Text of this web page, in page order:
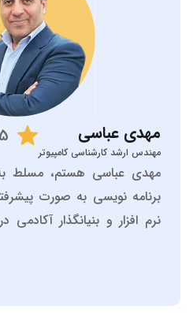
مهدی عباسی
مهندس ارشد کارشناسی کامپیوتر
5
برنامه نویسی به صورت
نرم افزار و بنیانگذار
دروس تخصصی کاردانی و